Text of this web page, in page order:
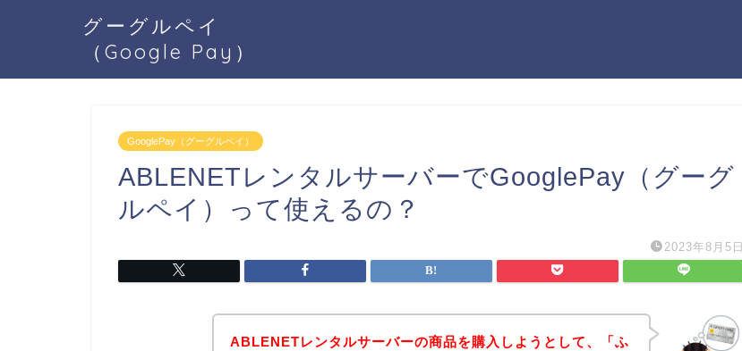
グーグルペイ
（Google Pay）
GooglePay（グーグルペイ）
ABLENETレンタルサーバーでGooglePay（グーグ
ルペイ）って使えるの？
2023年8月5日
ABLENETレンタルサーバーの商品を購入しようとして、「ふ